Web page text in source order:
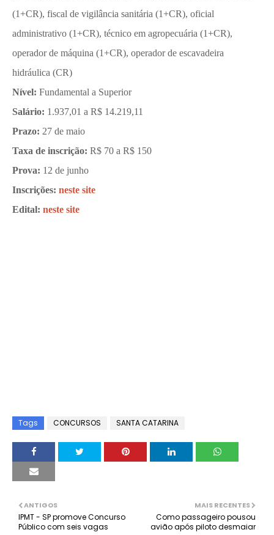
(1+CR), fiscal de vigilância sanitária (1+CR), oficial
administrativo (1+CR), técnico em agropecuária (1+CR),
operador de máquina (1+CR), operador de escavadeira
hidráulica (CR)
Nível: Fundamental a Superior
Salário: 1.937,01 a R$ 14.219,11
Prazo: 27 de maio
Taxa de inscrição: R$ 70 a R$ 150
Prova: 12 de junho
Inscrições: neste site
Edital: neste site
Tags CONCURSOS SANTA CATARINA
MAIS RECENTES
Como passageiro pousou
avião após piloto desmaiar
ANTIGOS
IPMT - SP promove Concurso
Público com seis vagas